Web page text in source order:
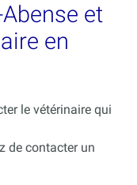
et
en
le vétérinaire qui
de contacter un